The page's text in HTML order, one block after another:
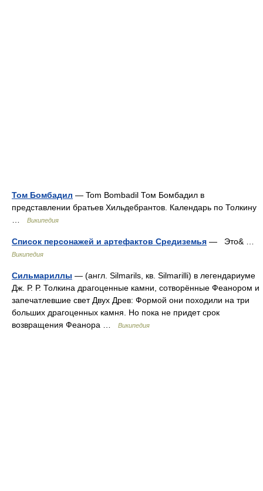
Том Бомбадил — Tom Bombadil Том Бомбадил в
представлении братьев Хильдебрантов. Календарь по Толкину
Википедия
Список персонажей и артефактов Средиземья — Это& …
Википедия
Сильмариллы — (англ. Silmarils, кв. Silmarilli) в легендариуме
Дж. Р. Р. Толкина драгоценные камни, сотворённые Феанором и
запечатлевшие свет Двух Древ: Формой они походили на три
больших драгоценных камня. Но пока не придет срок
возвращения Феанора …
Википедия